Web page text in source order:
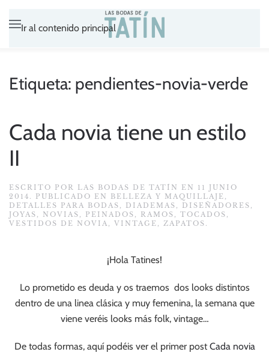
Ir al contenido principal
Etiqueta: pendientes-novia-verde
Cada novia tiene un estilo
II
ESCRITO POR LAS BODAS DE TATÍN EN 11 JUNIO
2014 . PUBLICADO EN BELLEZA Y MAQUILLAJE ,
DETALLES PARA BODAS , DIADEMAS , DISEÑADORES ,
JOYAS , NOVIAS , PEINADOS , RAMOS , TOCADOS ,
VESTIDOS DE NOVIA , VINTAGE , ZAPATOS .
¡Hola Tatines!
Lo prometido es deuda y os traemos dos looks distintos
dentro de una linea clásica y muy femenina, la semana que
viene veréis looks más folk, vintage…
De todas formas, aquí podéis ver el primer postCada novia